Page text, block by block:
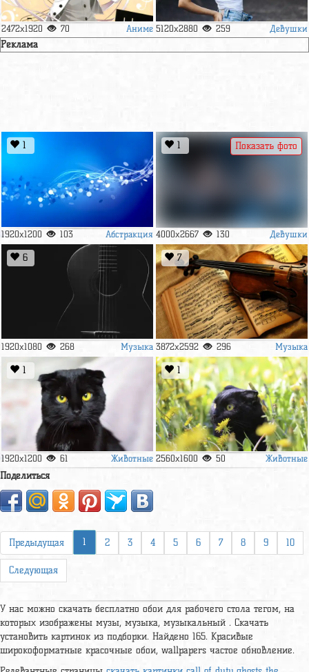
2472x1920 70 Аниме 5120x2880 259 Девушки
Реклама
1
1920x1200 103 Абстракция
1
4000x2667 130 Девушки
Показать фото
6
1920x1080 268 Музыка
7
3872x2592 296 Музыка
1
1920x1200 61 Животные
1
2560x1600 50 Животные
Поделиться
Предыдущая 1 2 3 4 5 6 7 8 9 10
Следующая
У нас можно скачать бесплатно обои для рабочего стола тегом, на
которых изображены музы, музыка, музыкальный . Скачать
установить картинок из подборки. Найдено 165. Красивые
широкоформатные красочные обои, wallpapers частое обновление.